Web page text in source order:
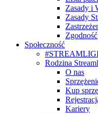
Zasady i
Zasady
Zgodność
Społeczność
Rodzina
O nas
Kup
Kariery